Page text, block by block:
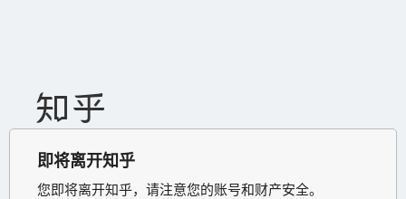
即将离开知乎
您即将离开知乎，请注意您的账号和财产安全。